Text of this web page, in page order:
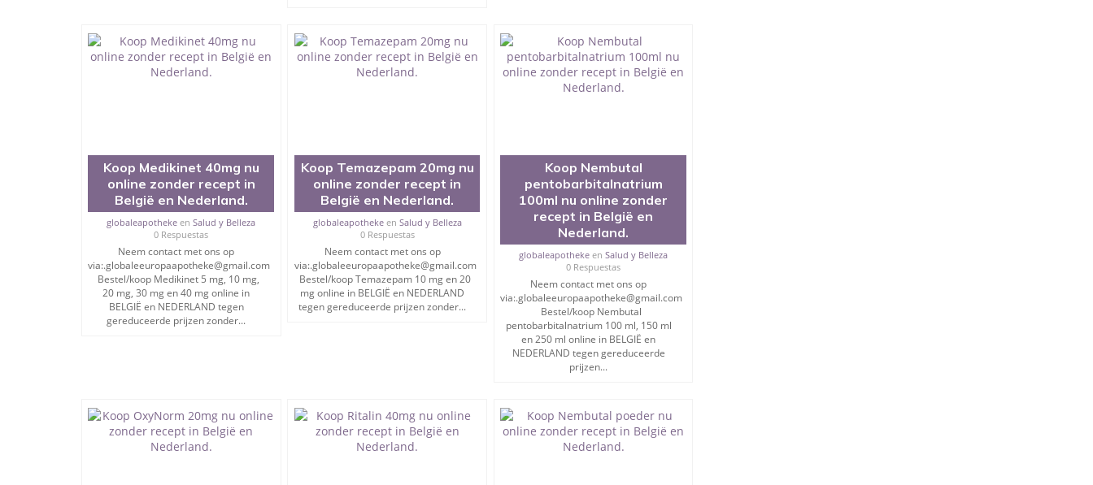
➡️ADDERALL
➡️ELVANSE
➡️CONCERTA
➡️VYVANSE
➡️SUBUTEX
➡️FENTANYL POEDER
➡️TILIDINE
➡️CODEÏNE FOSFAAT
Neem contact met ons op via: .
globaleeuropaapotheke@gmail.com
Koop Medikinet 40mg nu
online zonder recept in
België en Nederland.
globaleapotheke enSalud y Belleza
0 Respuestas
Neem contact met ons op
via:.globaleeuropaapotheke@gmail.com
Bestel/koop Medikinet 5 mg, 10 mg,
20 mg, 30 mg en 40 mg online in
BELGIË en NEDERLAND tegen
gereduceerde prijzen zonder...
Koop Temazepam 20mg nu
online zonder recept in
België en Nederland.
globaleapothekeen Salud y Belleza
0 Respuestas
Neem contact met ons op
via:.globaleeuropaapotheke@gmail.com
Bestel/koop Temazepam 10 mg en 20
mg online in BELGIË en NEDERLAND
tegen gereduceerde prijzen zonder...
Koop Nembutal
pentobarbitalnatrium
100ml nu online zonder
recept in België en
Nederland.
globaleapotheke enSalud y Belleza
0 Respuestas
Neem contact met ons op
via:.globaleeuropaapotheke@gmail.com
Bestel/koop Nembutal
pentobarbitalnatrium 100 ml, 150 ml
en 250 ml online in BELGIË en
NEDERLAND tegen gereduceerde
prijzen...